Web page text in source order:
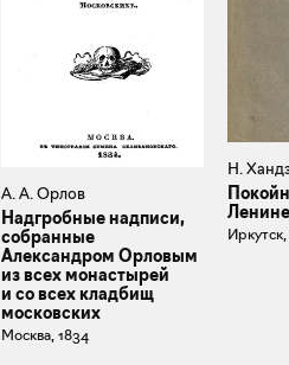
А. А. Орлов
Надгробные надписи,
собранные
Александром Орловым
из всех монастырей
и со всех кладбищ
московских
Москва, 1834
Н.
Ленине
Иркутск,